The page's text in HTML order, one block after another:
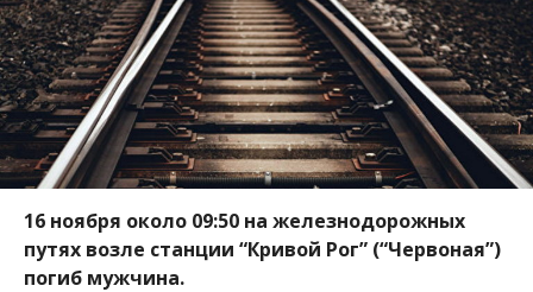
16 ноября около 09:50 на железнодорожных
путях возле станции “Кривой Рог” (“Червоная”)
погиб мужчина.